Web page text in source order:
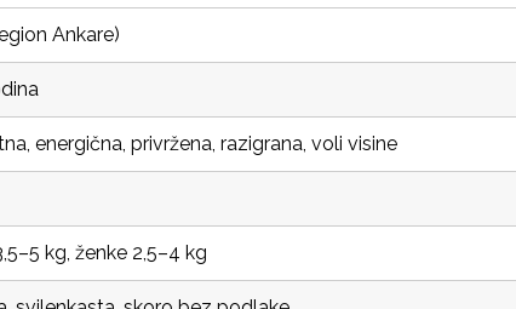
Ankare)
energična, privržena, razigrana, voli visine
kg, ženke 2,5–4 kg